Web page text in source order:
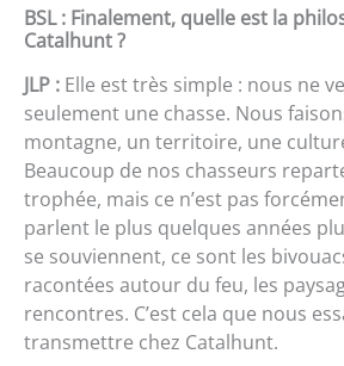
BSL : Finalement, quelle est la
Catalhunt ?
JLP : Elle est très simple : nous ne
seulement une chasse. Nous
montagne, un territoire, une
Beaucoup de nos chasseurs
trophée, mais ce n’est pas
parlent le plus quelques années
se souviennent, ce sont les
racontées autour du feu, les
rencontres. C’est cela que nous
transmettre chez Catalhunt.